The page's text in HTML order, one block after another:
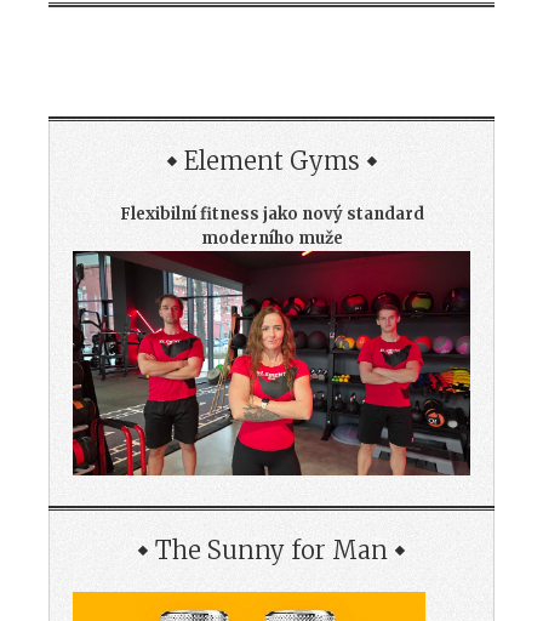
Element Gyms
Flexibilní fitness jako nový standard
moderního muže
The Sunny for Man